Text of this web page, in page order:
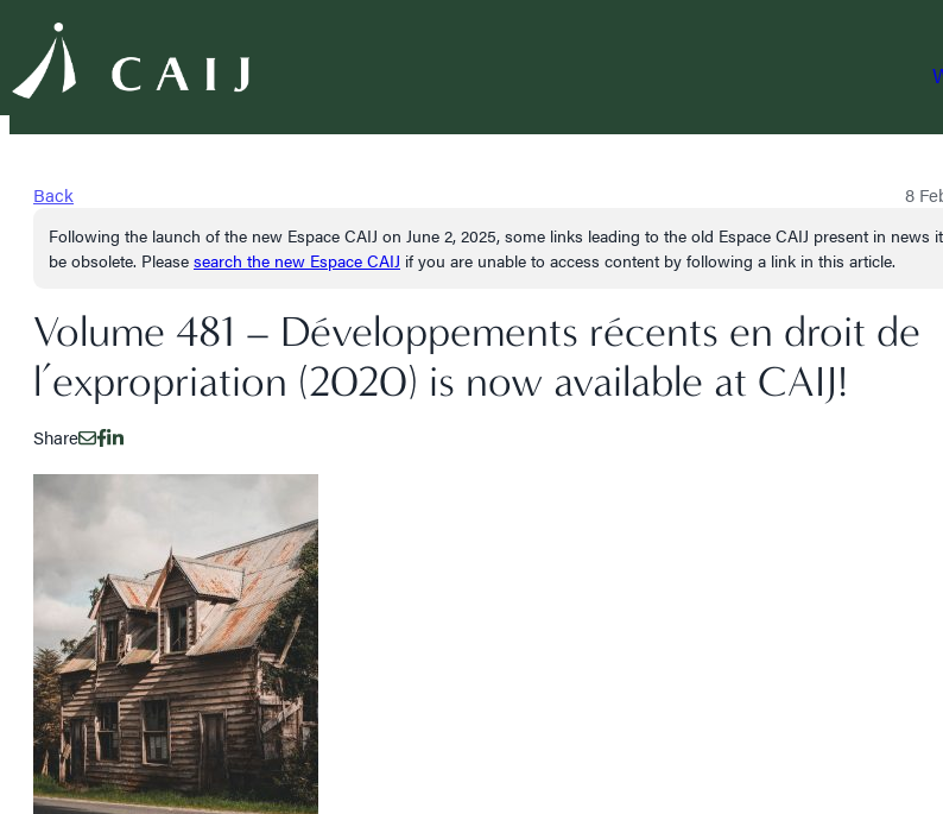
Back 8
Following the launch of the new Espace CAIJ on June 2, 2025, some links leading to the old Espace CAIJ present in news
be obsolete. Please search the new Espace CAIJ if you are unable to access content by following a link in this article.
Volume 481 – Développements récents en droit de
l’expropriation (2020) is now available at CAIJ!
Share